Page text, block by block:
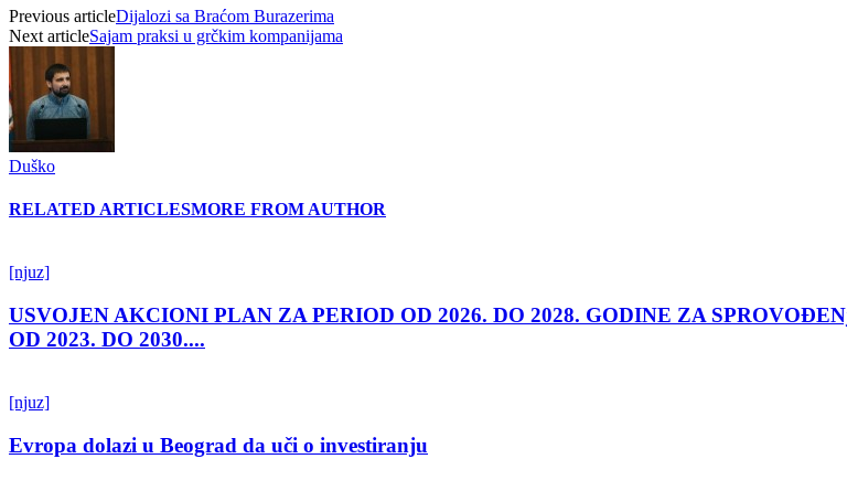
Previous articleDijalozi sa Braćom Burazerima
Next articleSajam praksi u grčkim kompanijama
Duško
RELATED ARTICLESMORE FROM AUTHOR
[njuz]
USVOJEN AKCIONI PLAN ZA PERIOD OD 2026. DO 2028. GODINE ZA
OD 2023. DO 2030....
[njuz]
Evropa dolazi u Beograd da uči o investiranju